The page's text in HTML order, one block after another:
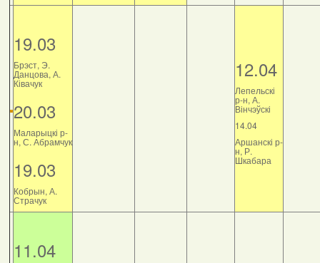
19.03
Брэст, Э.
Данцова, А.
Ківачук
20.03
Маларыцкі р-
н, С. Абрамчук
19.03
Кобрын, А.
Страчук
12.04
Лепельскі
р-н, А.
Вінчэўскі
14.04
Аршанскі р-
н, Р.
Шкабара
11.04